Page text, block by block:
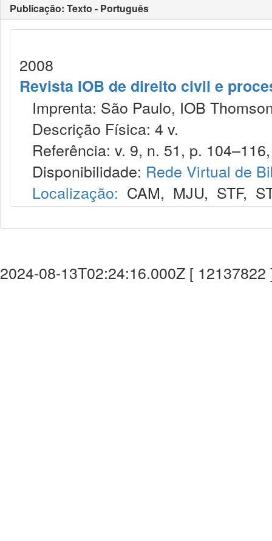
Publicação: Texto - Português
2008
Revista IOB de direito civil e
Imprenta: São Paulo, IOB
Descrição Física: 4 v.
Referência: v. 9, n. 51, p.
Disponibilidade: Rede Virtual de
Localização: CAM, MJU, STF,
2024-08-13T02:24:16.000Z [ 12137822